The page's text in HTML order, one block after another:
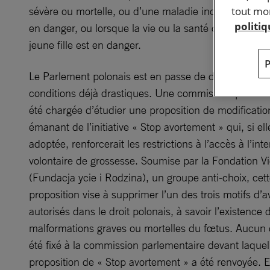
sévère ou mortelle, ou d’une maladie incurable
en danger, ou lorsque la vie ou la santé de la
jeune fille est en danger.
Le Parlement polonais est en passe de durcir
conditions déjà drastiques. Une commission
été chargée d’étudier une proposition de
émanant de l’initiative « Stop avortement » qui, si
adoptée, renforcerait les restrictions à l’accès à
volontaire de grossesse. Soumise par la Fondation
(Fundacja ycie i Rodzina), un groupe anti-choix,
proposition vise à supprimer l’un des trois motifs
autorisés dans le droit polonais, à savoir l’existence
malformations graves ou mortelles du fœtus. Aucun
été fixé à la commission parlementaire devant
proposition de « Stop avortement » a été renvoyée.
tout